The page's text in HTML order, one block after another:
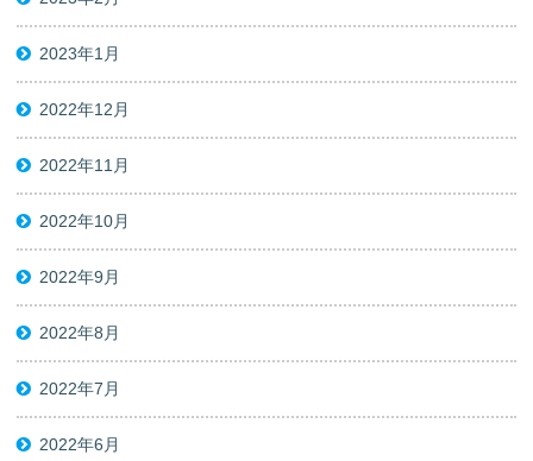
2023年1月
2022年12月
2022年11月
2022年10月
2022年9月
2022年8月
2022年7月
2022年6月